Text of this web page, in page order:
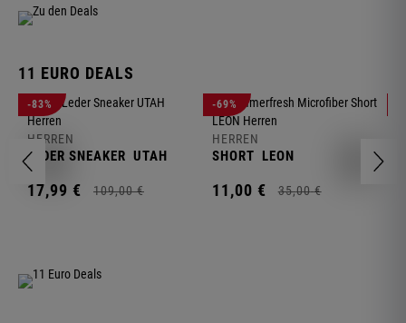
11 EURO DEALS
-83%
HERREN
LEDER SNEAKER UTAH
17,99 € 109,00 €
-69%
HERREN
SHORT LEON
11,00 € 35,00 €